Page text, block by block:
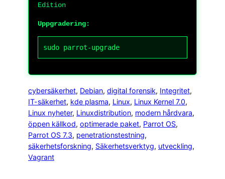
Edition
Uppgradering:
sudo parrot-upgrade
cybersäkerhet, Debian, digital forensik, Integritet
IT-säkerhet, kde plasma, Linux, Linux Kernel 7.0
Linux nyheter, Linuxdistribution, modern hårdvara
öppen källkod, optimerade paket, Parrot OS
Parrot OS 7.3, penetrationstestning
säkerhetsforskning, Säkerhetsverktyg, utveckling
Vagrant